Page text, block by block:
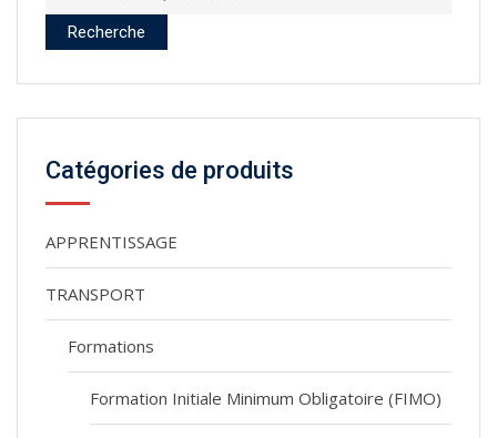
pour :
Recherche
Catégories de produits
APPRENTISSAGE
TRANSPORT
Formations
Formation Initiale Minimum Obligatoire (FIMO)